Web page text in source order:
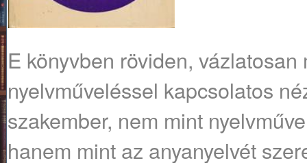
E könyvben röviden, vázlatosan
nyelvműveléssel kapcsolatos
szakember, nem mint
hanem mint az anyanyelvét